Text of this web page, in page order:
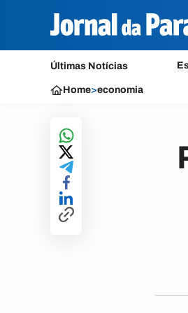
Últimas Notícias
Home>economia